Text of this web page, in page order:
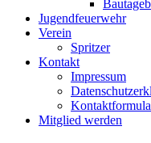
Jugendfeuerwehr
Verein
Spritzer
Kontakt
Impressum
Mitglied werden